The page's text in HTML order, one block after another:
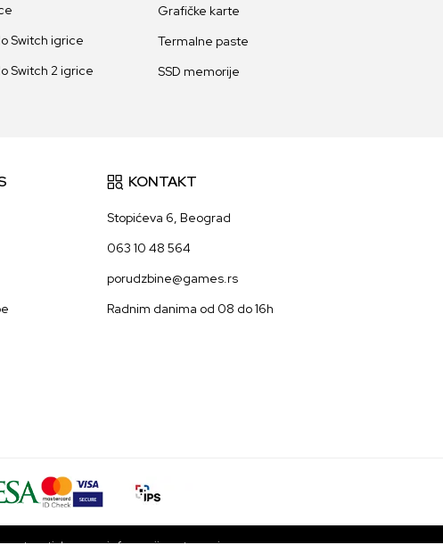
Switch igrice
Switch 2 igrice
Grafičke karte
Termalne paste
SSD memorije
KONTAKT
Stopićeva 6, Beograd
063 10 48 564
porudzbine@games.rs
Radnim danima od 08 do 16h